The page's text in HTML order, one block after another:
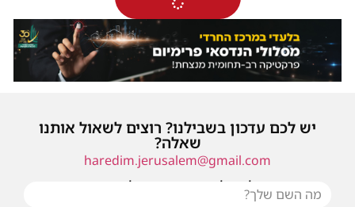
יש לכם עדכון בשבילנו? רוצים לשאול אותנו
שאלה?
haredim.jerusalem@gmail.com
או שילחו אלינו פנייה ונחזור אליכם בהקדם